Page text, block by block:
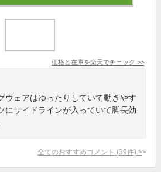
価格と在庫を楽天でチェック >>
ウェアはゆったりしていて動きやす
にサイドラインが入っていて脚長効
全てのおすすめコメント (39件) >